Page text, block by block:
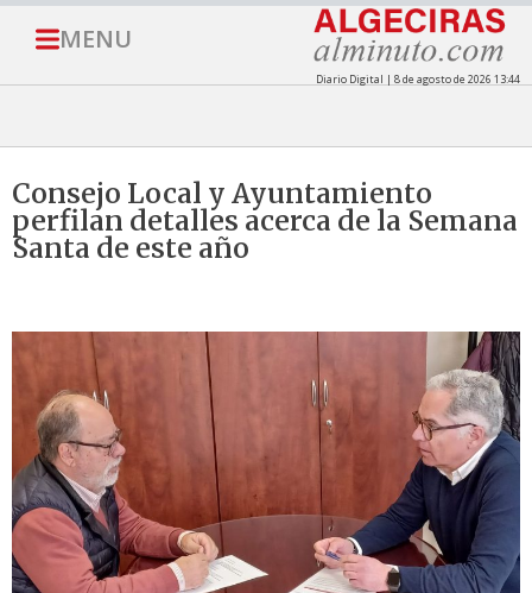
MENU
Diario Digital | 8 de agosto de 2026 13:44
Consejo Local y Ayuntamiento
perfilan detalles acerca de la Semana
Santa de este año